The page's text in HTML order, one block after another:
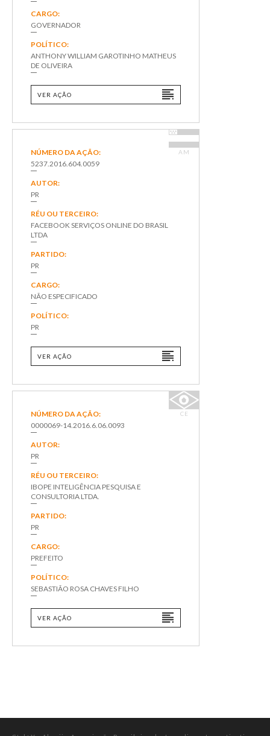
CARGO:
GOVERNADOR
POLÍTICO:
ANTHONY WILLIAM GAROTINHO MATHEUS
DE OLIVEIRA
VER AÇÃO
AM
NÚMERO DA AÇÃO:
5237.2016.604.0059
AUTOR:
PR
RÉU OU TERCEIRO:
FACEBOOK SERVIÇOS ONLINE DO BRASIL
LTDA
PARTIDO:
PR
CARGO:
NÃO ESPECIFICADO
POLÍTICO:
PR
VER AÇÃO
CE
NÚMERO DA AÇÃO:
0000069-14.2016.6.06.0093
AUTOR:
PR
RÉU OU TERCEIRO:
IBOPE INTELIGÊNCIA PESQUISA E
CONSULTORIA LTDA.
PARTIDO:
PR
CARGO:
PREFEITO
POLÍTICO:
SEBASTIÃO ROSA CHAVES FILHO
VER AÇÃO